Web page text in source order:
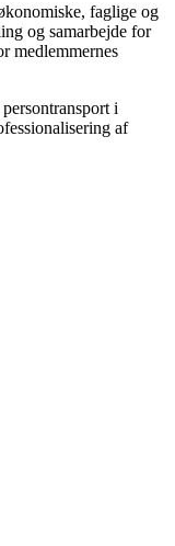
faglige og
og samarbejde for
medlemmernes
i
af